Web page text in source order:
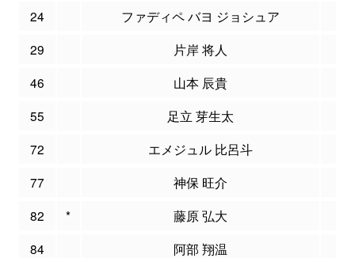
24 ファディペ バヨ ジョシュア
29
片岸 将人
46
山本 辰貴
55
足立 芽生太
72
エメジュル 比呂斗
77
神保 旺介
82
* 藤原 弘大
84
阿部 翔温